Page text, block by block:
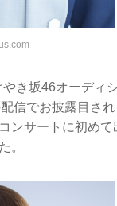
き坂46オーディ
配信でお披露目さ
ンサートに初め
。